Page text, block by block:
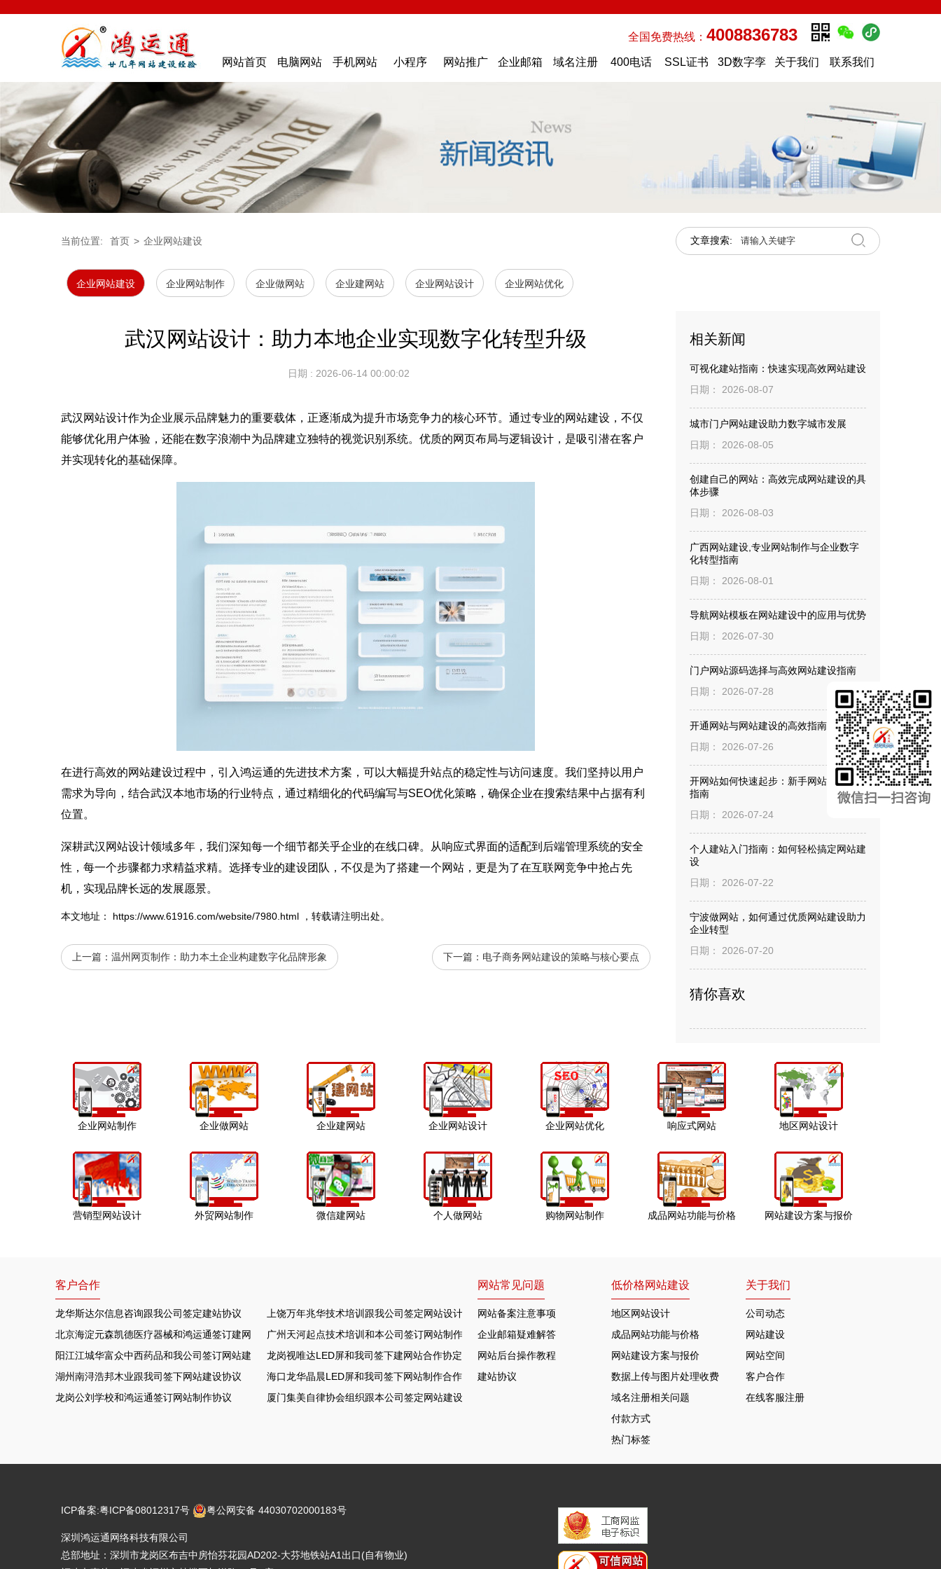
全国免费热线： 4008836783
网站首页 电脑网站 手机网站 小程序 网站推广 企业邮箱 域名注册 400电话 SSL证书 3D数字孪 关于我们 联系我们
当前位置: 首页 > 企业网站建设 文章搜索:
企业网站建设 企业网站制作 企业做网站 企业建网站 企业网站设计 企业网站优化
武汉网站设计：助力本地企业实现数字化转型升级
日期 : 2026-06-14 00:00:02
武汉网站设计作为企业展示品牌魅力的重要载体，正逐渐成为提升市场竞争力的核心环节。通过专业的网站建设，不仅
能够优化用户体验，还能在数字浪潮中为品牌建立独特的视觉识别系统。优质的网页布局与逻辑设计，是吸引潜在客户
并实现转化的基础保障。
在进行高效的网站建设过程中，引入鸿运通的先进技术方案，可以大幅提升站点的稳定性与访问速度。我们坚持以用户
需求为导向，结合武汉本地市场的行业特点，通过精细化的代码编写与SEO优化策略，确保企业在搜索结果中占据有利
位置。
深耕武汉 网站设计领域多年，我们深知每一个细节都关乎企业的在线口碑。从响应式界面的适配到后端管理系统的安全
性，每一个步骤都力求精益求精。选择专业的建设团队，不仅是为了搭建一个网站 ，更是为了在互联网竞争中抢占先
机，实现品牌长远的发展愿景。
本文地址： https://www.61916.com/website/7980.html ，转载请注明出处。
上一篇： 温州网页制作：助力本土企业构建数字化品牌形象 下一篇： 电子商务网站建设的策略与核心要点
相关新闻
可视化建站指南：快速实现高效网站建设
日期： 2026-08-07
城市门户网站建设助力数字城市发展
日期： 2026-08-05
创建自己的网站：高效完成网站建设的具
体步骤
日期： 2026-08-03
广西网站建设,专业网站制作与企业数字
化转型指南
日期： 2026-08-01
导航网站模板在网站建设中的应用与优势
日期： 2026-07-30
门户网站源码选择与高效网站建设指南
日期： 2026-07-28
开通网站与网站建设的高效指南
日期： 2026-07-26
开网站如何快速起步：新手网站建设实用
指南
日期： 2026-07-24
个人建站入门指南：如何轻松搞定网站建
设
日期： 2026-07-22
宁波做网站，如何通过优质网站建设助力
企业转型
日期： 2026-07-20
猜你喜欢
企业网站制作 企业做网站 企业建网站 企业网站设计 企业网站优化 响应式网站 地区网站设计
营销型网站设计 外贸网站制作 微信建网站 个人做网站 购物网站制作 成品网站功能与价格 网站建设方案与报价
客户合作
龙华斯达尔信息咨询跟我公司签定建站协议
上饶万年兆华技术培训跟我公司签定网站设计合作协定
北京海淀元森凯德医疗器械和鸿运通签订建网站项目广州天河起点技术培训和本公司签订网站制作协议
阳江江城华富众中西药品和我公司签订网站建设协议龙岗视唯达LED屏和我司签下建网站合作协定
湖州南浔浩邦木业跟我司签下网站建设协议
海口龙华晶晨LED屏和我司签下网站制作合作协定
龙岗公刘学校和鸿运通签订网站制作协议
厦门集美自律协会组织跟本公司签定网站建设合约
网站常见问题
网站备案注意事项
企业邮箱疑难解答
网站后台操作教程
建站协议
低价格网站建设
地区网站设计
成品网站功能与价格
网站建设方案与报价
数据上传与图片处理收费
域名注册相关问题
付款方式
热门标签
关于我们
公司动态
网站建设
网站空间
客户合作
在线客服注册
ICP备案:粤ICP备08012317号 粤公网安备 44030702000183号
深圳鸿运通网络科技有限公司
总部地址：深圳市龙岗区布吉中房怡芬花园AD202-大芬地铁站A1出口(自有物业)